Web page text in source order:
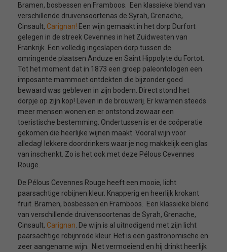
Bramen, bosbessen en Framboos. Een klassieke blend van
verschillende druivensoortenas de Syrah, Grenache,
Cinsault, Carignan! Een wijn gemaakt in het dorp Durfort
gelegen in de streek Cevennes in het Zuidwesten van
Frankrijk. Een volledig ingeslapen dorp tussen de
omringende plaatsen Anduze en Saint Hippolyte du Fortot.
Tot het moment dat in 1873 een groep paleontologen een
imposante mammoet ontdekten die bijzonder goed
bewaard was gebleven in zijn bodem. Direct stond het
dorpje op zijn kop! Leven in de brouwerij. Er kwamen steeds
meer mensen wonen en er ontstond zowaar een
toeristische bestemming. Ondertussen is er de coöperatie
gekomen die heerlijke wijnen maakt. Vooral wijn voor
alledag! lekkere doordrinkers waar je nog makkelijk een glas
van inschenkt. Zo is het ook met deze Pélous Cevennes
Rouge.
De Pélous Cevennes Rouge heeft een mooie, licht
paarsachtige robijnen kleur. Knapperig en heerlijk krokant
fruit. Bramen, bosbessen en Framboos. Een klassieke blend
van verschillende druivensoortenas de Syrah, Grenache,
Cinsault, Carignan . De wijn is al uitnodigend met zijn licht
paarsachtige robijnrode kleur. Het is een gastronomische en
zeer aangename wijn. Niet vermoeiend en hij drinkt heerlijk